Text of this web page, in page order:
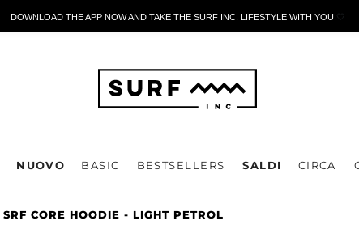
DOWNLOAD THE APP NOW AND TAKE THE SURF INC. LIFESTYLE WITH YOU🤍
NUOVO BASIC BESTSELLERS SALDI CIRCA
SRF CORE HOODIE - LIGHT PETROL